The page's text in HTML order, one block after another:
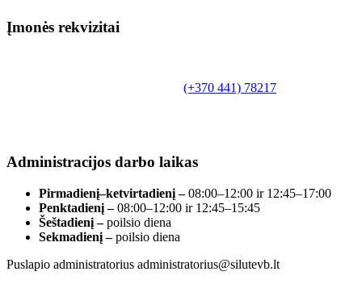
Įmonės rekvizitai
(+370 441) 78217
Administracijos darbo laikas
Pirmadienį–ketvirtadienį –08:00–12:00 ir 12:45–17:00
Penktadienį –08:00–12:00 ir 12:45–15:45
Šeštadienį –poilsio diena
Sekmadienį –poilsio diena
Puslapio administratorius administratorius@silutevb.lt